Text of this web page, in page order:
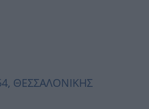
ΘΕΣΣΑΛΟΝΙΚΗΣ